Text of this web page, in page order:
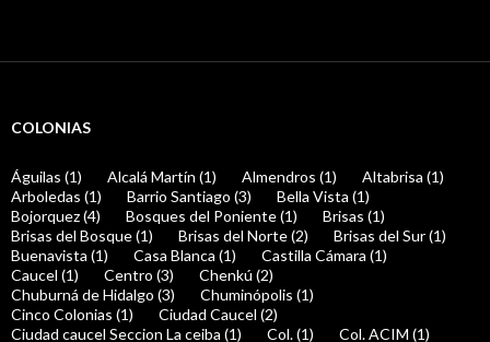
COLONIAS
Águilas (1) Alcalá Martín (1) Almendros (1)
Altabrisa (1)
Arboledas (1)
Barrio Santiago (3)
Bella Vista (1)
Bojorquez (4)
Bosques del Poniente (1)
Brisas (1)
Brisas del Bosque (1)
Brisas del Norte (2)
Brisas del Sur (1)
Buenavista (1)
Casa Blanca (1)
Castilla Cámara (1)
Caucel (1)
Centro (3)
Chenkú (2)
Chuburná de Hidalgo (3)
Chuminópolis (1)
Cinco Colonias (1)
Ciudad Caucel (2)
Ciudad caucel Seccion La ceiba (1)
Col. (1) Col. ACIM (1)